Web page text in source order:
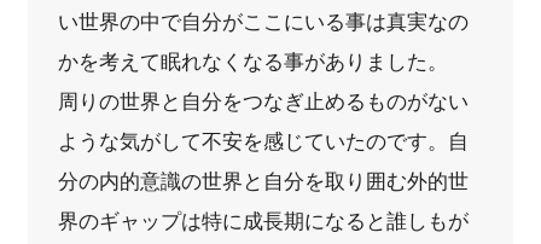
い世界の中で自分がここにいる事は真実なの
かを考えて眠れなくなる事がありました。
周りの世界と自分をつなぎ止めるものがない
ような気がして不安を感じていたのです。自
分の内的意識の世界と自分を取り囲む外的世
界のギャップは特に成長期になると誰しもが